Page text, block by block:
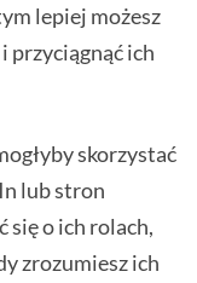
lepiej możesz
przyciągnąć ich
skorzystać
lub stron
o ich rolach,
zrozumiesz ich